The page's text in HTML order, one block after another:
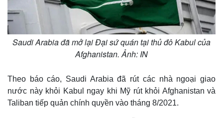
Saudi Arabia đã mở lại Đại sứ quán tại thủ đô Kabul của
Afghanistan. Ảnh: IN
Theo báo cáo, Saudi Arabia đã rút các nhà ngoại giao
nước này khỏi Kabul ngay khi Mỹ rút khỏi Afghanistan và
Taliban tiếp quản chính quyền vào tháng 8/2021.